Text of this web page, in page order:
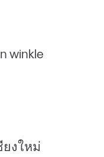
winkle
งใหม่